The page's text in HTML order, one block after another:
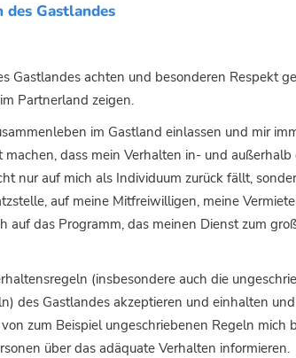
Gastlandes
Gastlandes achten und besonderen Respekt
Partnerland zeigen.
im Gastland einlassen und mir
dass mein Verhalten in- und außerhalb
nur auf mich als Individuum zurück fällt,
auf meine Mitfreiwilligen, meine
auf das Programm, das meinen Dienst zum
(insbesondere auch die
des Gastlandes akzeptieren und einhalten
zum Beispiel ungeschriebenen Regeln mich
über das adäquate Verhalten informieren.